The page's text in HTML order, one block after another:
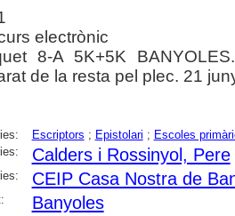
electrònic
8-A 5K+5K
de la resta pel plec. 21
Escriptors ; Epistolari ; Escoles
Calders i Rossinyol, Pere
CEIP Casa Nostra de
Banyoles